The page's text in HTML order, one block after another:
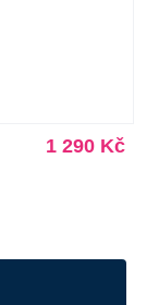
1 290 Kč